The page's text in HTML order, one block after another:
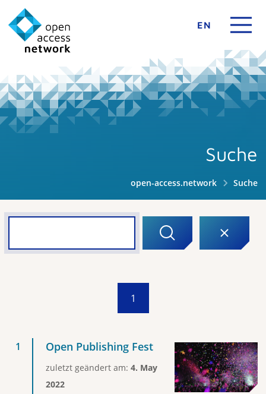
EN
Suche
open-access.network Suche
1
Open Publishing Fest
zuletzt geändert am: 4. May
2022